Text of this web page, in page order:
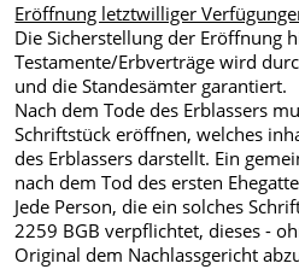
Eröffnung letztwilliger
Die Sicherstellung der Eröffnung
Testamente/Erbverträge wird
und die Standesämter garantiert.
Nach dem Tode des Erblassers
Schriftstück eröffnen, welches
des Erblassers darstellt. Ein
nach dem Tod des ersten
Jede Person, die ein solches
2259 BGB verpflichtet, dieses -
Original dem Nachlassgericht